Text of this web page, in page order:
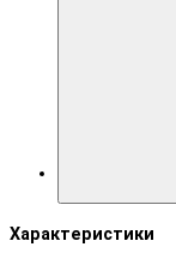
Характеристики